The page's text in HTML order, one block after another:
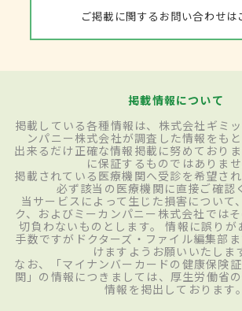
ご掲載に関するお問い合わせは
掲載情報について
掲載している各種情報は、株式会社ギミ
ンパニー株式会社が調査した情報をもと
出来るだけ正確な情報掲載に努めており
に保証するものではありませ
掲載されている医療機関へ受診を希望さ
必ず該当の医療機関に直接ご確認
当サービスによって生じた損害について
ク、およびミーカンパニー株式会社では
切負わないものとします。 情報に誤りが
手数ですがドクターズ・ファイル編集部
けますようお願いいたしま
なお、「マイナンバーカードの健康保険
関」の情報につきましては、厚生労働省の
情報を掲出しております。